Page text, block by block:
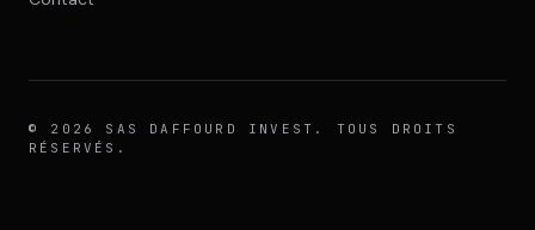
© 2026 SAS DAFFOURD INVEST. TOUS DROITS
RÉSERVÉS.